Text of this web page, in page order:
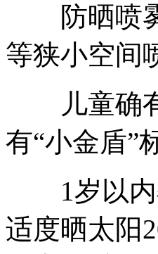
防晒喷雾
等狭小空间
儿童确有
有“小金盾”
1岁以内
适度晒太阳